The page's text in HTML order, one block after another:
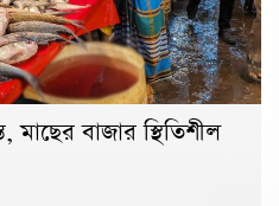
মাছের বাজার স্থিতিশীল